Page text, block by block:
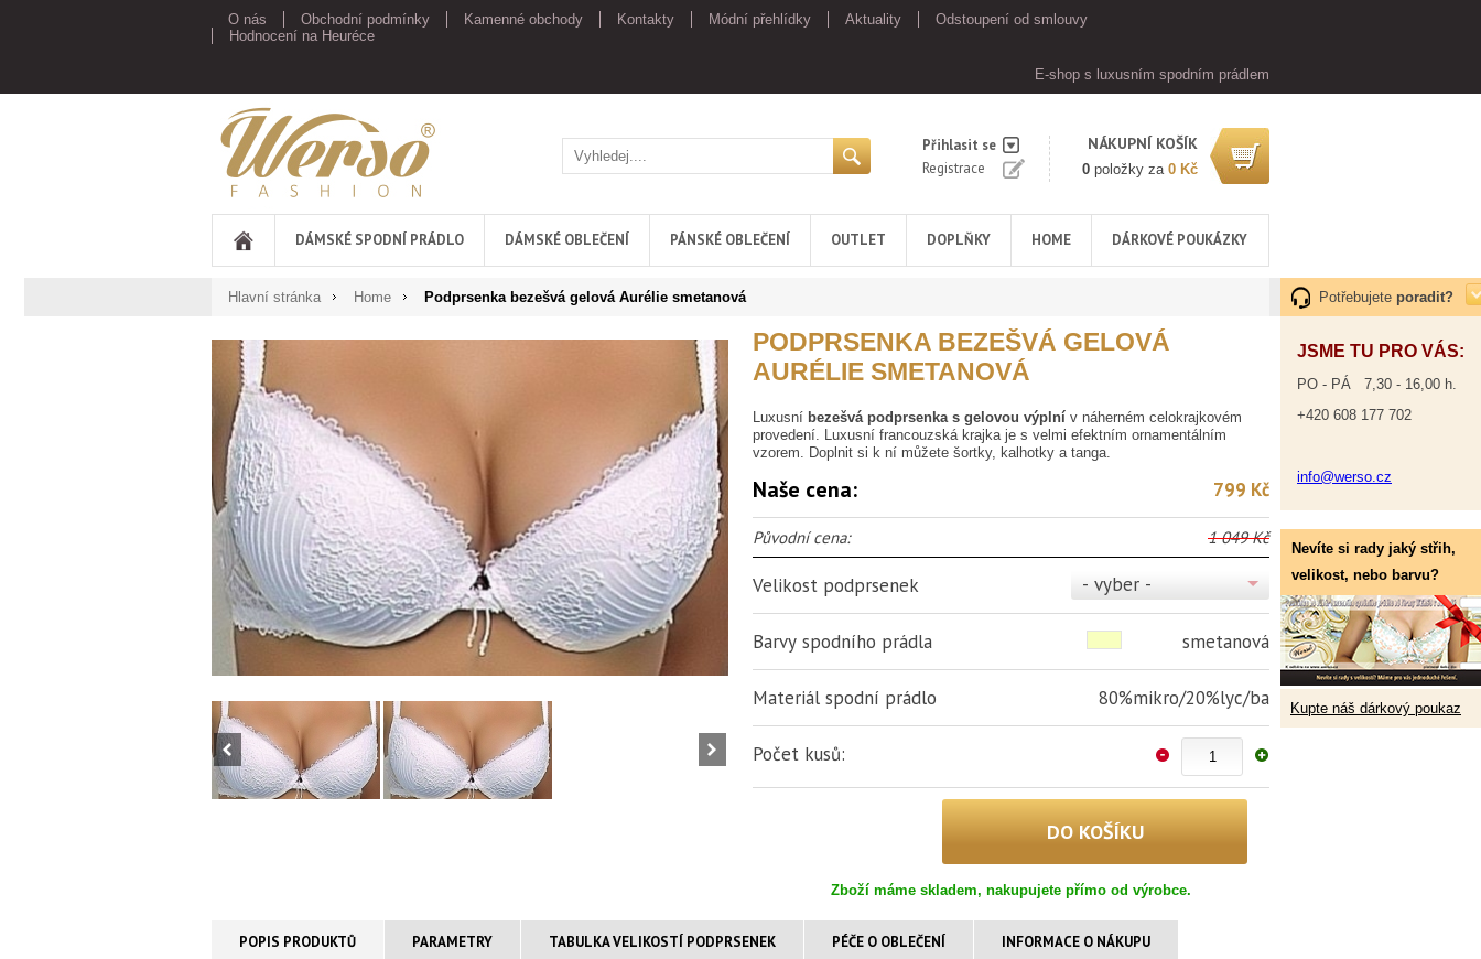
O nás Obchodní podmínky Kamenné obchody Kontakty Módní přehlídky Aktuality
Odstoupení od smlouvy
Hodnocení na Heuréce
E-shop s luxusním spodním prádlem
Werso
Přihlasit se
Registrace
NÁKUPNÍ KOŠÍK
0 položky za 0 Kč
DÁMSKÉ SPODNÍ PRÁDLO DÁMSKÉ OBLEČENÍ PÁNSKÉ OBLEČENÍ OUTLET DOPLŇKY HOME DÁRKOVÉ POUKÁZKY
Potřebujete poradit?
JSME TU PRO VÁS:
PO - PÁ 7,30 - 16,00 h.
+420 608 177 702
info@werso.cz
Nevíte si rady jaký střih,
velikost, nebo barvu?
Kupte náš dárkový poukaz
Hlavní stránka Home Podprsenka bezešvá gelová Aurélie smetanová
PODPRSENKA BEZEŠVÁ GELOVÁ
AURÉLIE SMETANOVÁ
Luxusní bezešvá podprsenka s gelovou výplní v náherném celokrajkovém
provedení. Luxusní francouzská krajka je s velmi efektním ornamentálním
vzorem. Doplnit si k ní můžete šortky, kalhotky a tanga.
Naše cena: 799 Kč
Původní cena: 1 049 Kč
Velikost podprsenek - vyber -
Barvy spodního prádla smetanová
Materiál spodní prádlo 80%mikro/20%lyc/ba
Počet kusů:
Zboží máme skladem, nakupujete přímo od výrobce.
POPIS PRODUKTŮ PARAMETRY TABULKA VELIKOSTÍ PODPRSENEK PÉČE O OBLEČENÍ INFORMACE O NÁKUPU